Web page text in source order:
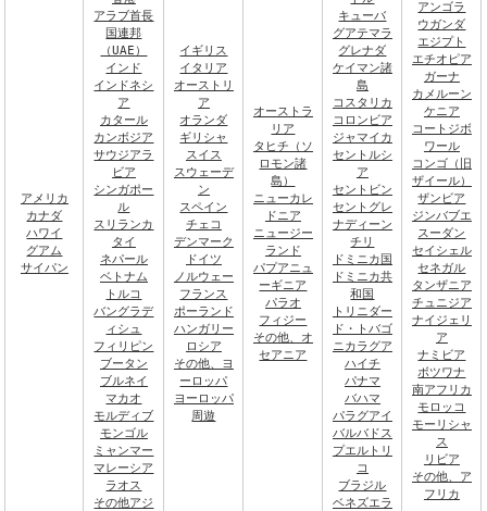
アメリカ
カナダ
ハワイ
グアム
サイパン
アラブ首長
国連邦
（UAE）
インド
インドネシ
ア
カタール
カンボジア
サウジアラ
ビア
シンガポー
ル
スリランカ
タイ
ネパール
ベトナム
トルコ
バングラデ
ィシュ
フィリピン
ブータン
ブルネイ
マカオ
モルディブ
モンゴル
ミャンマー
マレーシア
ラオス
その他アジ
イギリス
イタリア
オーストリ
ア
オランダ
ギリシャ
スイス
スウェーデ
ン
スペイン
チェコ
デンマーク
ドイツ
ノルウェー
フランス
ポーランド
ハンガリー
ロシア
その他、ヨ
ーロッパ
ヨーロッパ
周遊
オーストラ
リア
タヒチ（ソ
ロモン諸
島）
ニューカレ
ドニア
ニュージー
ランド
パプアニュ
ーギニア
パラオ
フィジー
その他、オ
セアニア
キューバ
グアテマラ
グレナダ
ケイマン諸
島
コスタリカ
コロンビア
ジャマイカ
セントルシ
ア
セントビン
セントグレ
ナディーン
チリ
ドミニカ国
ドミニカ共
和国
トリニダー
ド・トバゴ
ニカラグア
ハイチ
パナマ
バハマ
パラグアイ
バルバドス
プエルトリ
コ
ブラジル
ベネズエラ
アンゴラ
ウガンダ
エジプト
エチオピア
ガーナ
カメルーン
ケニア
コートジボ
ワール
コンゴ（旧
ザイール）
ザンビア
ジンバブエ
スーダン
セイシェル
セネガル
タンザニア
チュニジア
ナイジェリ
ア
ナミビア
ボツワナ
南アフリカ
モロッコ
モーリシャ
ス
リビア
その他、ア
フリカ